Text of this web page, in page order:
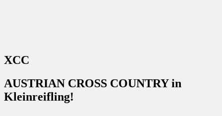
XCC
AUSTRIAN CROSS COUNTRY in
Kleinreifling!